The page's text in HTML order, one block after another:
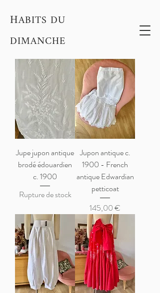
HABITS DU
DIMANCHE
Jupe jupon antique
brodé édouardien
c. 1900
Rupture de stock
Jupon antique c.
1900 - French
antique Edwardian
petticoat
Prix
145,00 €